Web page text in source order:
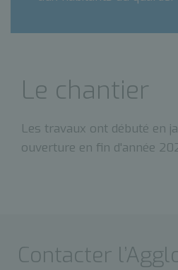
accessible. Il constitue
Le chantier
Les travaux ont débuté en
ouverture en fin d'année
Contacter